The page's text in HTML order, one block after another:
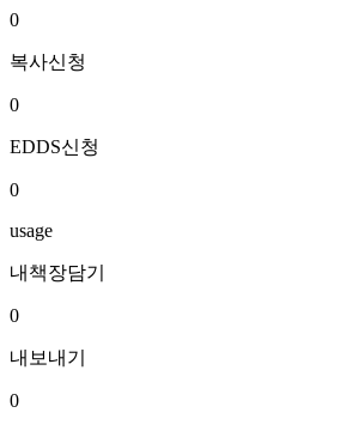
0
복사신청
0
EDDS신청
0
usage
내책장담기
0
내보내기
0